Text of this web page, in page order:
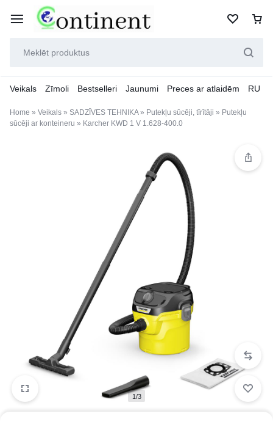
Veikals Zīmoli Bestselleri Jaunumi Preces ar atlaidēm RU
Home » Veikals » SADZĪVES TEHNIKA» Putekļu sūcēji, tīrītāji » Putekļu
sūcēji ar konteineru » Karcher KWD 1 V 1.628-400.0
1/3